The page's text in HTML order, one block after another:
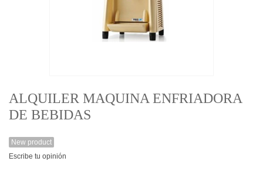
ALQUILER MAQUINA ENFRIADORA
DE BEBIDAS
New product
Escribe tu opinión